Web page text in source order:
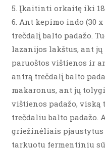
5. Įkaitinti orkaitę iki
6. Ant kepimo indo (30
trečdalį balto padažo.
lazanijos lakštus, ant
paruoštos vištienos ir
antrą trečdalį balto
makaronus, ant jų
vištienos padažo,
trečdaliu balto padažo.
griežinėliais
tarkuotu fermentiniu